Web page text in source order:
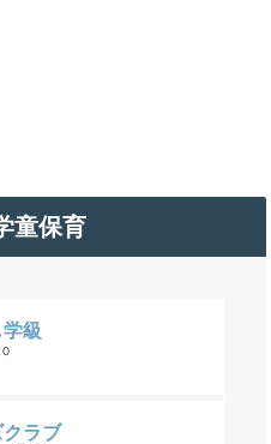
童保育
級
ラブ